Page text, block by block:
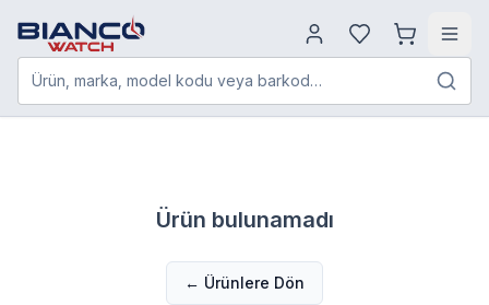
Ürün, marka, model kodu veya barkod…
Ürün bulunamadı
← Ürünlere Dön